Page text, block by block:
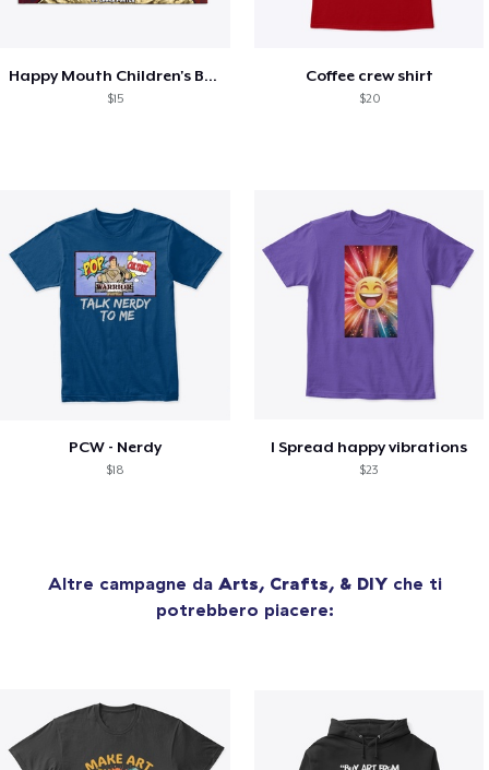
Happy Mouth Children's Book
$15
Coffee crew shirt
$20
PCW - Nerdy
$18
I Spread happy vibrations
$23
Altre campagne da Arts, Crafts, & DIYche ti
potrebbero piacere: